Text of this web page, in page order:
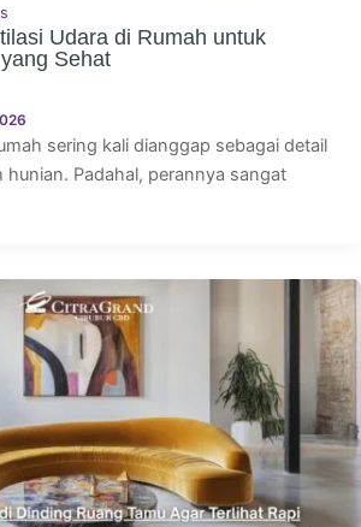
Udara di Rumah untuk
Sehat
sering kali dianggap sebagai detail
hunian. Padahal, perannya sangat